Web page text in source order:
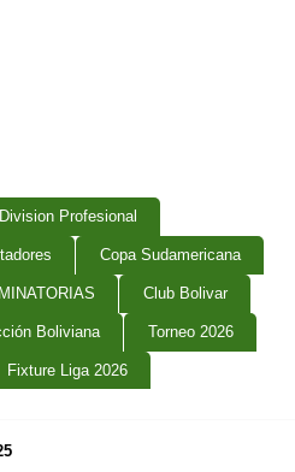
Division Profesional
Copa Sudamericana
Club Bolivar
Boliviana Torneo 2026
Fixture Liga 2026